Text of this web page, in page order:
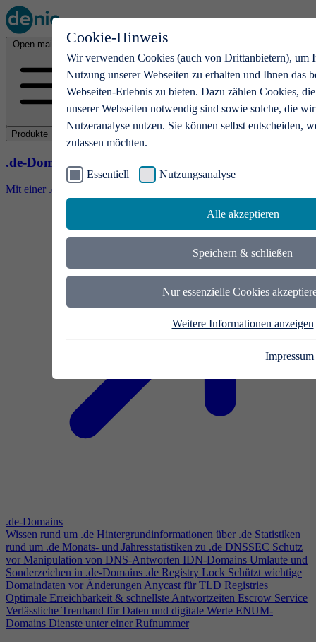
Cookie-Hinweis
Wir verwenden Cookies (auch von Drittanbietern), um
Nutzung unserer Webseiten zu erhalten und Ihnen das
Webseiten-Erlebnis zu bieten. Dazu zählen Cookies,
unserer Webseiten notwendig sind sowie solche, die
Nutzeranalyse nutzen. Sie können selbst entscheiden,
zulassen möchten.
Essentiell Nutzungsanalyse
Alle akzeptieren
Speichern & schließen
Nur essenzielle Cookies
Weitere Informationen anzeigen
Impressum
Open main menu
Produkte
.de-Domains
Mit einer .de-Domain erhalten Ideen eine Bühne
.de-Domains
Wissen rund um .de Hintergrundinformationen über .de Statistiken
rund um .de Monats- und Jahresstatistiken zu .de DNSSEC Schutz
vor Manipulation von DNS-Antworten IDN-Domains Umlaute und
Sonderzeichen in .de-Domains .de Registry Lock Schützt wichtige
Domaindaten vor ÄnderungenAnycast für TLD Registries
Optimale Erreichbarkeit & schnellste Antwortzeiten Escrow Service
Verlässliche Treuhand für Daten und digitale Werte ENUM-
Domains Dienste unter einer Rufnummer